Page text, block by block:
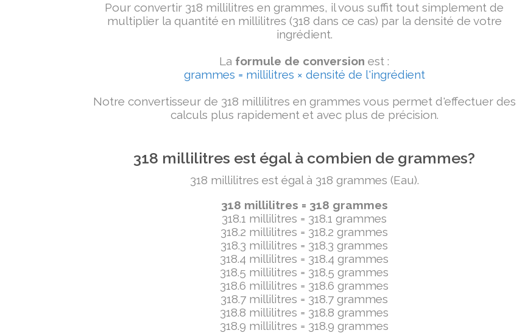
Pour convertir 318 millilitres en grammes, il vous suffit tout simplement de
multiplier la quantité en millilitres (318 dans ce cas) par la densité de votre
ingrédient.
La formule de conversion est :
grammes = millilitres × densité de l'ingrédient
Notre convertisseur de 318 millilitres en grammes vous permet d'effectuer des
calculs plus rapidement et avec plus de précision.
318 millilitres est égal à combien de grammes?
318 millilitres est égal à 318 grammes (Eau).
318 millilitres = 318 grammes
318.1 millilitres = 318.1 grammes
318.2 millilitres = 318.2 grammes
318.3 millilitres = 318.3 grammes
318.4 millilitres = 318.4 grammes
318.5 millilitres = 318.5 grammes
318.6 millilitres = 318.6 grammes
318.7 millilitres = 318.7 grammes
318.8 millilitres = 318.8 grammes
318.9 millilitres = 318.9 grammes